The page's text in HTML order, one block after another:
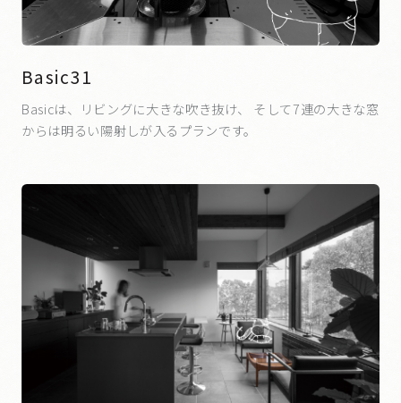
Basic31
Basicは、リビングに大きな吹き抜け、 そして7連の大きな窓
からは明るい陽射しが入るプランです。